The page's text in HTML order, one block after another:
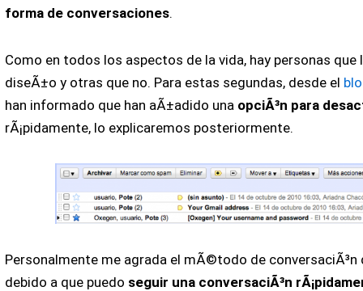
forma de conversaciones.
Como en todos los aspectos de la vida, hay personas que
diseÃ±o y otras que no. Para estas segundas, desde el
han informado que han aÃ±adido una opciÃ³n para
rÃ¡pidamente, lo explicaremos posteriormente.
Personalmente me agrada el mÃ©todo de conversaciÃ³n
debido a que puedo seguir una conversaciÃ³n